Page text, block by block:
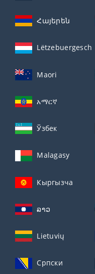
Հայերեն
Lëtzebuergesch
Maori
አማርኛ
Ўзбек
Malagasy
Кыргызча
ລາວ
Lietuvių
Српски